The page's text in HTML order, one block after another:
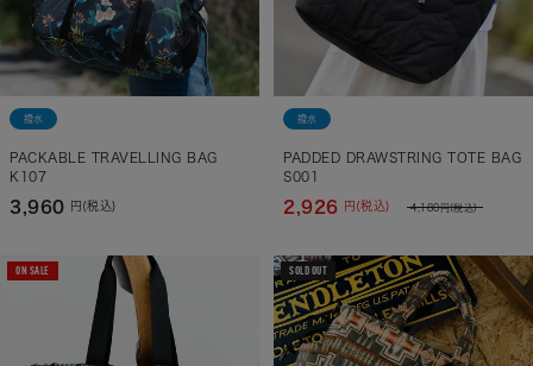
撥水
PACKABLE TRAVELLING BAG
K107
3,960 円(税込)
撥水
PADDED DRAWSTRING TOTE BAG
S001
2,926 円(税込) 4,180円(税込)
ON SALE SOLD OUT